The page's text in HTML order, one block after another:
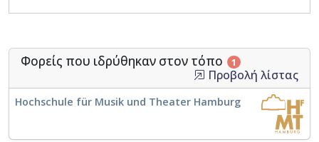
Φορείς που ιδρύθηκαν στον τόπο 1
Προβολή λίστας
Hochschule für Musik und Theater Hamburg